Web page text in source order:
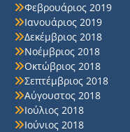
Φεβρουάριος 2019
Ιανουάριος 2019
Δεκέμβριος 2018
Νοέμβριος 2018
Οκτώβριος 2018
Σεπτέμβριος 2018
Αύγουστος 2018
Ιούλιος 2018
Ιούνιος 2018